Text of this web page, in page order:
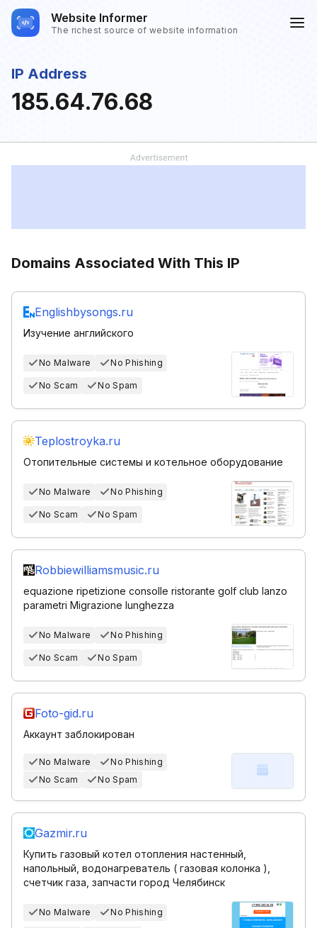
Website Informer
The richest source of website information
IP Address
185.64.76.68
Domains Associated With This IP
Englishbysongs.ru
Изучение английского
No Malware No Phishing
No Scam No Spam
Teplostroyka.ru
Отопительные системы и котельное оборудование
No Malware No Phishing
No Scam No Spam
Robbiewilliamsmusic.ru
equazione ripetizione consolle ristorante golf club lanzo
parametri Migrazione lunghezza
No Malware No Phishing
No Scam No Spam
Foto-gid.ru
Аккаунт заблокирован
No Malware
No Phishing
No Scam
No Spam
Gazmir.ru
Купить газовый котел отопления настенный,
напольный, водонагреватель ( газовая колонка ),
счетчик газа, запчасти город Челябинск
No Malware No Phishing